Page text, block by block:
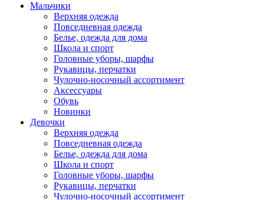
Мальчики
Верхняя одежда
Повседневная одежда
Белье, одежда для дома
Школа и спорт
Головные уборы, шарфы
Рукавицы, перчатки
Чулочно-носочный ассортимент
Аксессуары
Обувь
Новинки
Девочки
Верхняя одежда
Повседневная одежда
Белье, одежда для дома
Школа и спорт
Головные уборы, шарфы
Рукавицы, перчатки
Чулочно-носочный ассортимент